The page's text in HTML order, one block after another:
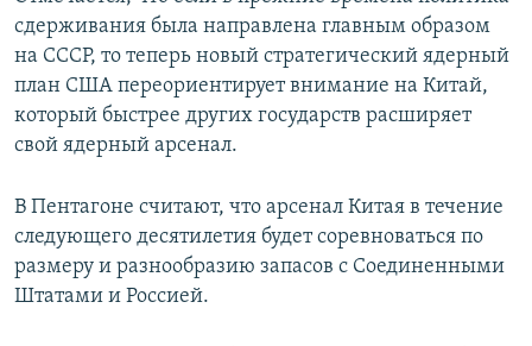
сдерживания была направлена главным образом
на СССР, то теперь новый стратегический ядерный
план США переориентирует внимание на Китай,
который быстрее других государств расширяет
свой ядерный арсенал.
В Пентагоне считают, что арсенал Китая в течение
следующего десятилетия будет соревноваться по
размеру и разнообразию запасов с Соединенными
Штатами и Россией.